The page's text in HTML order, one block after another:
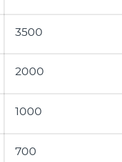
3500
2000
1000
700